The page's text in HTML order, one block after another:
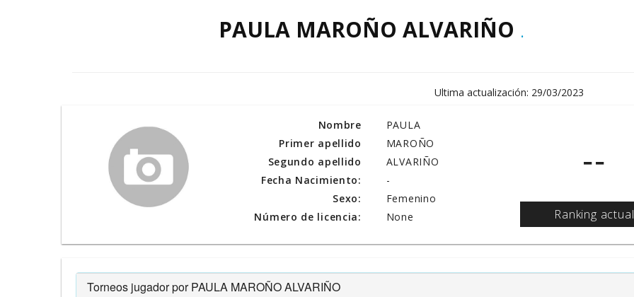
PAULA MAROÑO ALVARIÑO .
Ultima actualización: 29/03/2023
Nombre
Primer apellido
Segundo apellido
Fecha Nacimiento:
Sexo:
Número de licencia:
PAULA
MAROÑO
ALVARIÑO
-
Femenino
None
--
Ranking actual
Torneos jugador por PAULA MAROÑO ALVARIÑO